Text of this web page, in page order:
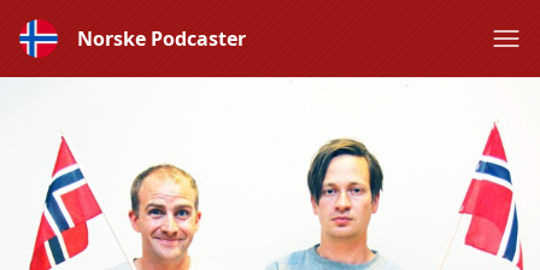
Norske Podcaster